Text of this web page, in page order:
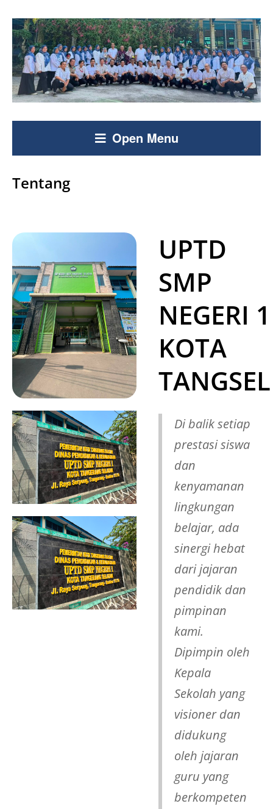
Open Menu
Tentang
UPTD
SMP
NEGERI 1
KOTA
TANGSEL
Di balik setiap
prestasi siswa
dan
kenyamanan
lingkungan
belajar, ada
sinergi hebat
dari jajaran
pendidik dan
pimpinan
kami.
Dipimpin oleh
Kepala
Sekolah yang
visioner dan
didukung
oleh jajaran
guru yang
berkompeten